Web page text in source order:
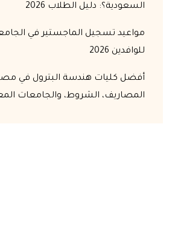
السعودية؟: دليل الطلاب 2026
مواعيد تسجيل الماجستير في
للوافدين 2026
المصاريف، الشروط، والجامعات